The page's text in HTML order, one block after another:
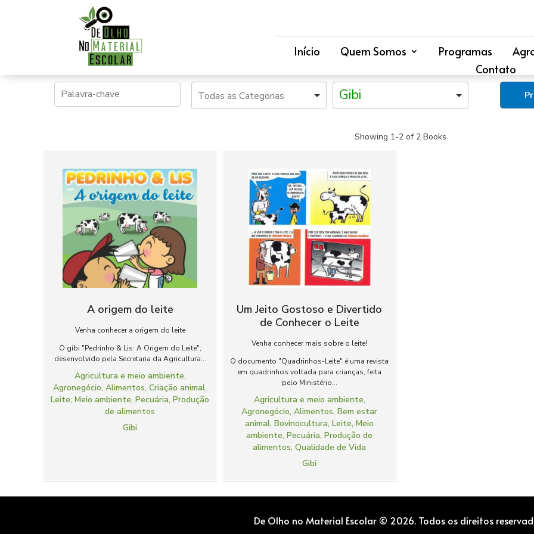
Início Quem Somos Programas
Contato
Gibi
Showing 1-2 of 2 Books
A origem do leite
Venha conhecer a origem do leite
O gibi "Pedrinho & Lis: A Origem do Leite",
desenvolvido pela Secretaria da Agricultura...
Agricultura e meio ambiente,
Agronegócio,Alimentos,Criação animal,
Leite,Meio ambiente,Pecuária,Produção
de alimentos
Gibi
Um Jeito Gostoso e Divertido
de Conhecer o Leite
Venha conhecer mais sobre o leite!
O documento "Quadrinhos-Leite" é uma revista
em quadrinhos voltada para crianças, feita
pelo Ministério...
Agricultura e meio ambiente,
Agronegócio,Alimentos,Bem estar
animal,Bovinocultura,Leite,Meio
ambiente,Pecuária,Produção de
alimentos,Qualidade de Vida
Gibi
De Olho no Material Escolar © 2026. Todos os direitos